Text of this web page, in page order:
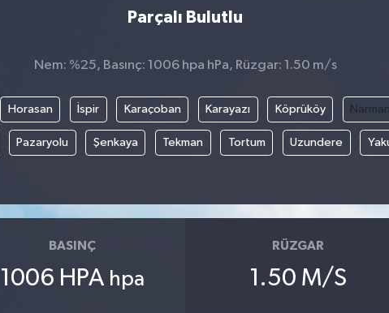
Parçalı Bulutlu
Nem: %25, Basınç: 1006 hpa hPa, Rüzgar: 1.50 m/s
Horasan İspir Karaçoban Karayazı Köprüköy Narman
Pazaryolu Şenkaya Tekman Tortum Uzundere
BASINÇ
1006 HPA hpa
RÜZGAR
1.50 M/S